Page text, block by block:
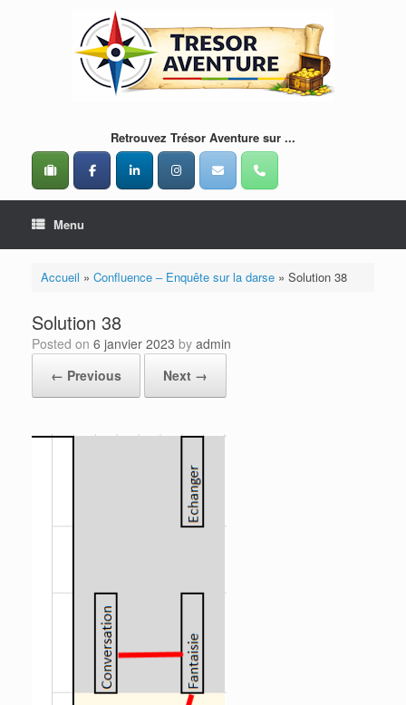
Retrouvez Trésor Aventure sur ...
Menu
Accueil » Confluence – Enquête sur la darse» Solution 38
Solution 38
Posted on 6 janvier 2023 by admin
← Previous
Next →